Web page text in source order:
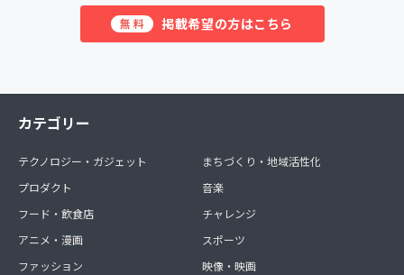
無料 掲載希望の方はこちら
カテゴリー
テクノロジー・ガジェット
プロダクト
フード・飲食店
アニメ・漫画
ファッション
まちづくり・地域活性化
音楽
チャレンジ
スポーツ
映像・映画